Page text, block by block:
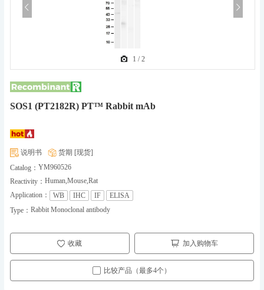
SOS1 (PT2182R) PT™ Rabbit mAb
说明书
货期 [现货]
Catalog： YM960526
Reactivity： Human,Mouse,Rat
Application：
WB IHC IF
ELISA
Type： Rabbit Monoclonal antibody
1 /2
收藏 加入购物车
比较产品（最多4个）